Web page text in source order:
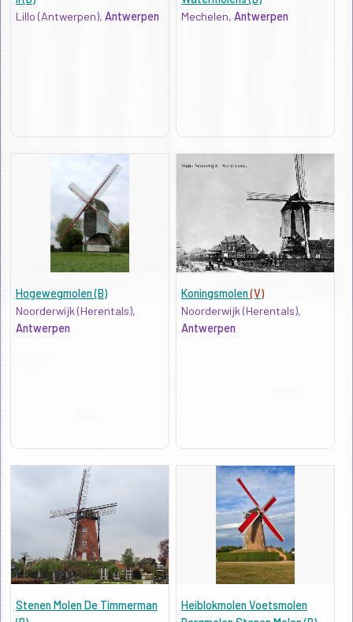
Lillo (Antwerpen), Antwerpen
Mechelen,Antwerpen
Hogewegmolen (B)
Noorderwijk (Herentals),
Antwerpen
Koningsmolen(V)
Noorderwijk (Herentals),
Antwerpen
Stenen Molen De Timmerman
Heiblokmolen Voetsmolen